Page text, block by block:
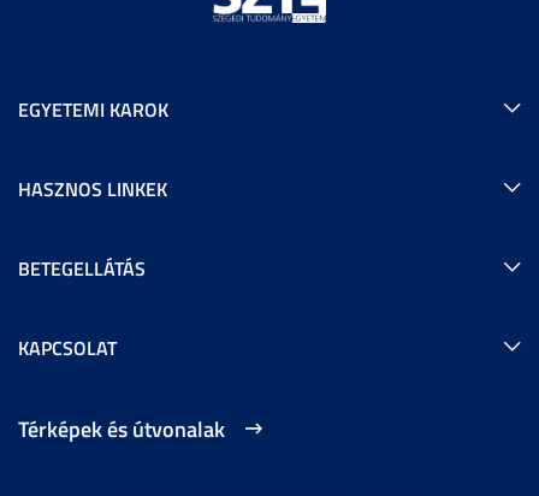
EGYETEMI KAROK
HASZNOS LINKEK
BETEGELLÁTÁS
KAPCSOLAT
Térképek és útvonalak